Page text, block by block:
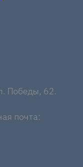
Победы, 62.
почта: